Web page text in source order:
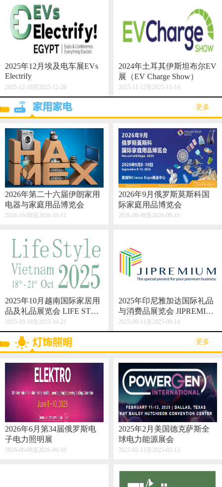
2025年12月埃及电车展EVs
Electrify
2025-12-18至2025-12-20
2024年土耳其伊斯坦布尔EV
展（EV Charge Show）
2025-11-12至2025-11-14
·更多·
2026年第二十六届伊朗家用
电器与家庭用品博览会
2026-10-08至2026-10-11
2026年9月俄罗斯莫斯科国
际家庭用品博览会
2026-09-08至2026-09-10
2025年10月越南国际家居用
品及礼品展览会 LIFE STYL
E VIETNAM 2025
2025-10-18至2025-10-21
2025年印尼雅加达国际礼品
与消费品展览会 JIPREMIU
M
2025-09-11至2025-09-14
·更多·
2026年6月第34届俄罗斯电
子电力照明展
2026-06-08至2026-06-10
2025年2月美国德克萨斯全
球电力能源展会
2025-02-11至2025-02-13